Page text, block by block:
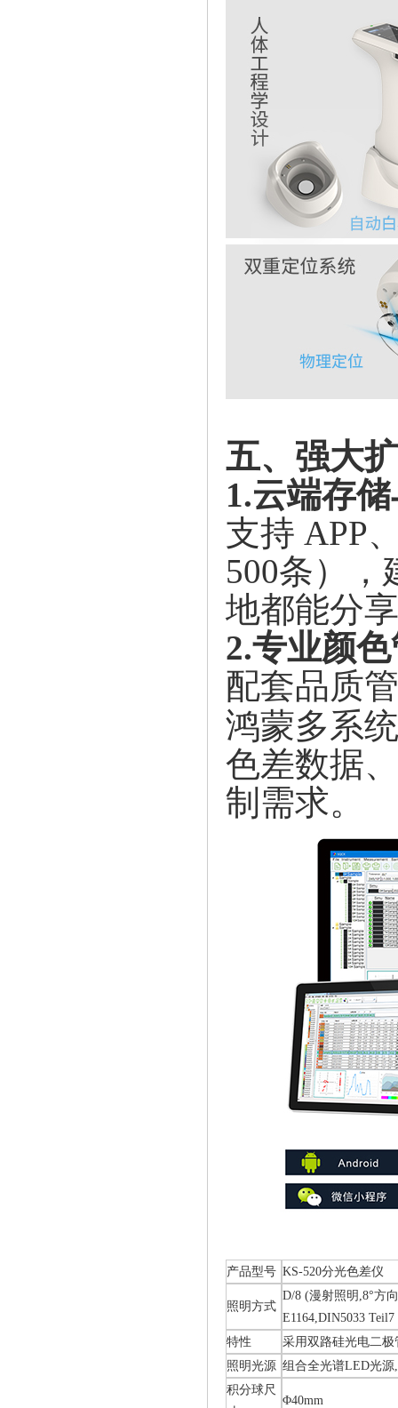
五、强大
1.云端存
支持 APP
500条）
地都能分
2.专业颜
配套品质
鸿蒙多系
色差数据
制需求。
产品型号 KS-520分光色差仪
照明方式
D/8 (漫射照明,8°方
E1164,DIN5033 Teil7
特性
采用双路硅光电二
照明光源 组合全光谱LED光源
积分球尺
Φ40mm